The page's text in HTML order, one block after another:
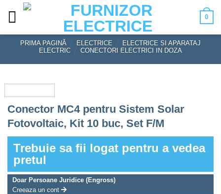
0
PRIMA PAGINĂ ELECTRICE
ELECTRICE SI APARATAJ
ELECTRIC
CONECTORI ELECTRICI IN DOZA
Conector MC4 pentru Sistem Solar
Fotovoltaic, Kit 10 buc, Set F/M
Trebuie sa fii logat pentru a vedea
pretul
Doar Persoane Juridice (Engross)
Creeaza un cont